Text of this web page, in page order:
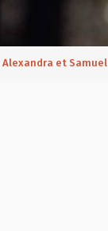
Alexandra et Samuel